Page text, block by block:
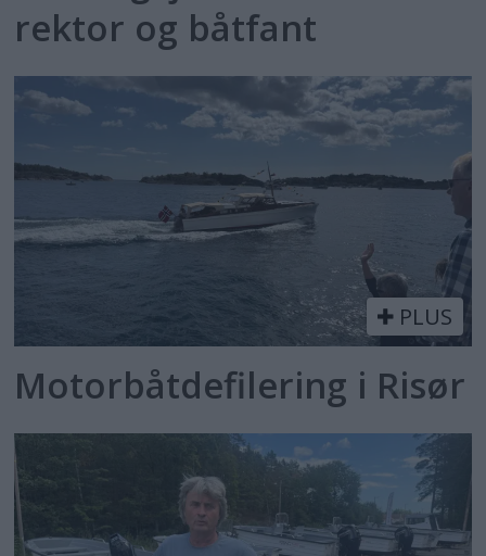
rektor og båtfant
PLUS
Motorbåtdefilering i Risør